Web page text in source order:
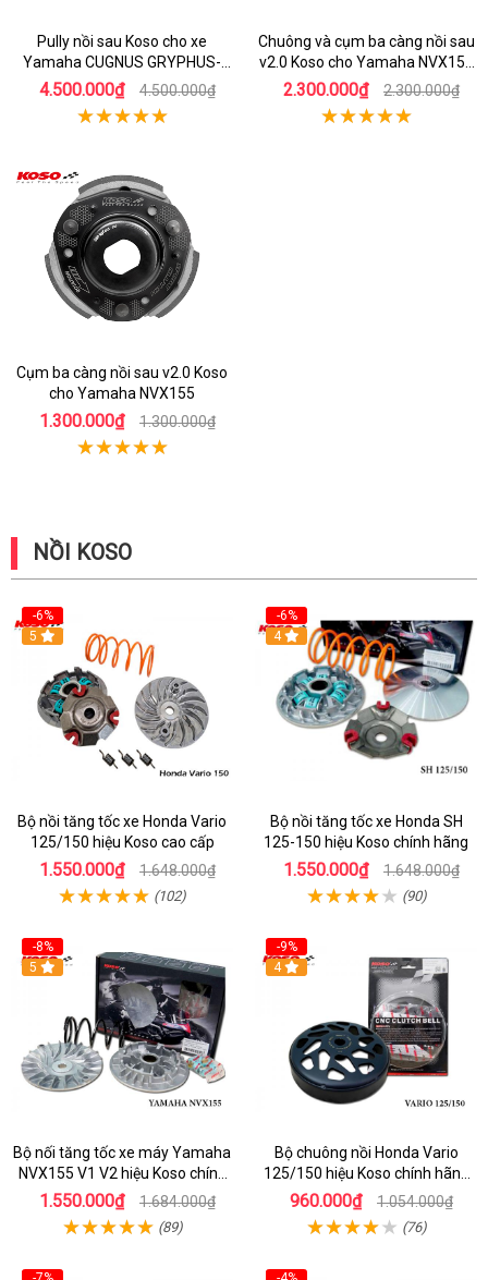
Pully nồi sau Koso cho xe
Yamaha CUGNUS GRYPHUS-
125 tăng tốc cực sướng
4.500.000₫ 4.500.000₫
Chuông và cụm ba càng nồi sau
v2.0 Koso cho Yamaha NVX155
V1
2.300.000₫ 2.300.000₫
Cụm ba càng nồi sau v2.0 Koso
cho Yamaha NVX155
1.300.000₫ 1.300.000₫
NỒI KOSO
-6%
5
Bộ nồi tăng tốc xe Honda Vario
125/150 hiệu Koso cao cấp
1.550.000₫ 1.648.000₫
(102)
-6%
4
Bộ nồi tăng tốc xe Honda SH
125-150 hiệu Koso chính hãng
1.550.000₫ 1.648.000₫
(90)
-8%
5
Bộ nối tăng tốc xe máy Yamaha
NVX155 V1 V2 hiệu Koso chính
hãng
1.550.000₫ 1.684.000₫
(89)
-9%
4
Bộ chuông nồi Honda Vario
125/150 hiệu Koso chính hãng
Đài Loan
960.000₫ 1.054.000₫
(76)